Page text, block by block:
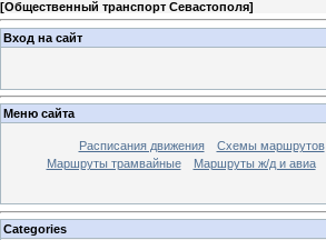
[Общественный транспорт Севастополя]
Вход на сайт
Меню сайта
Расписания движения Схемы маршрутов
Маршруты трамвайные
Маршруты ж/д и авиа
Categories